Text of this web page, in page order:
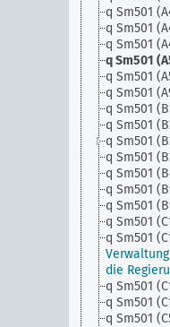
q Sm501
q Sm501
q Sm501
q Sm501
q Sm501
q Sm501
q Sm501
q Sm501
q Sm501
q Sm501
q Sm501
q Sm501
q Sm501
q Sm501
q Sm501
die
q Sm501
q Sm501
q Sm501